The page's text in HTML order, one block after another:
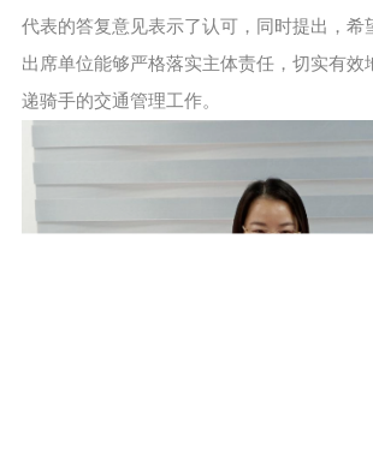
代表的答复意见表示了认可，同时提出，希
出席单位能够严格落实主体责任，切实有效
递骑手的交通管理工作。